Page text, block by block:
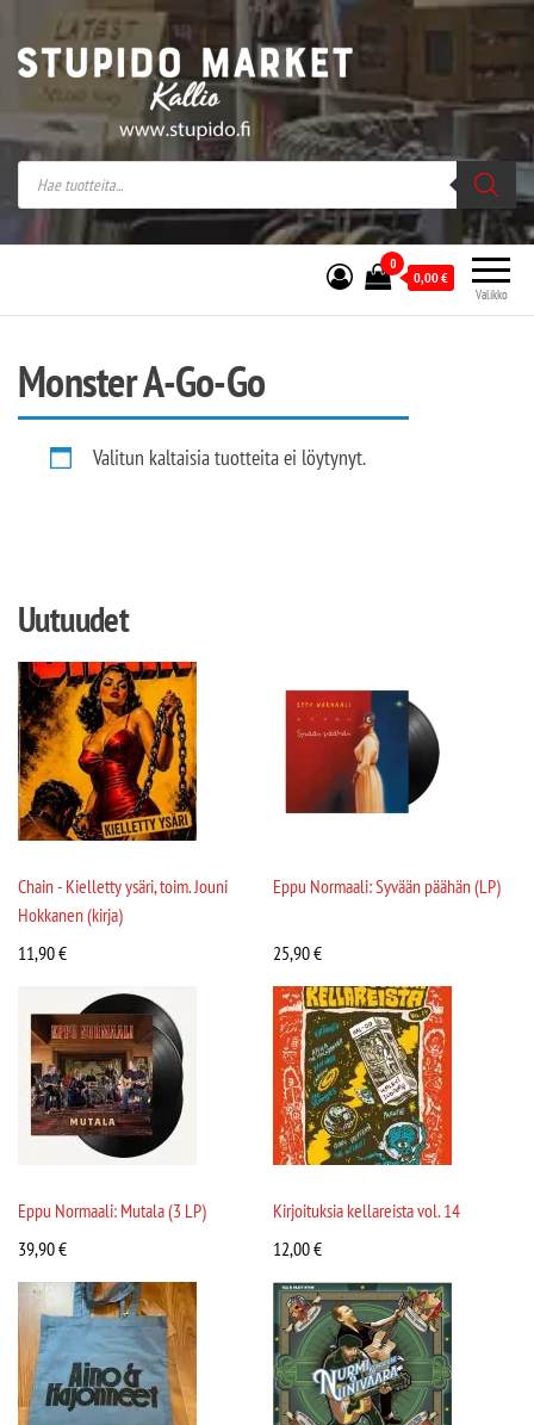
Stupido Market – verkossa ja kivijalassa
Stupido Market on vaihtoehtomusaan
erikoistunut verkko- sekä
kivijalkakauppa Helsingissä Kallion
sydämessä.
Valikko
0
0,00€
Monster A-Go-Go
Valitun kaltaisia tuotteita ei löytynyt.
Uutuudet
Chain - Kielletty ysäri, toim. Jouni
Hokkanen (kirja)
11,90€
Eppu Normaali: Syvään päähän (LP)
25,90€
Eppu Normaali: Mutala (3 LP)
39,90€
Kirjoituksia kellareista vol. 14
12,00€